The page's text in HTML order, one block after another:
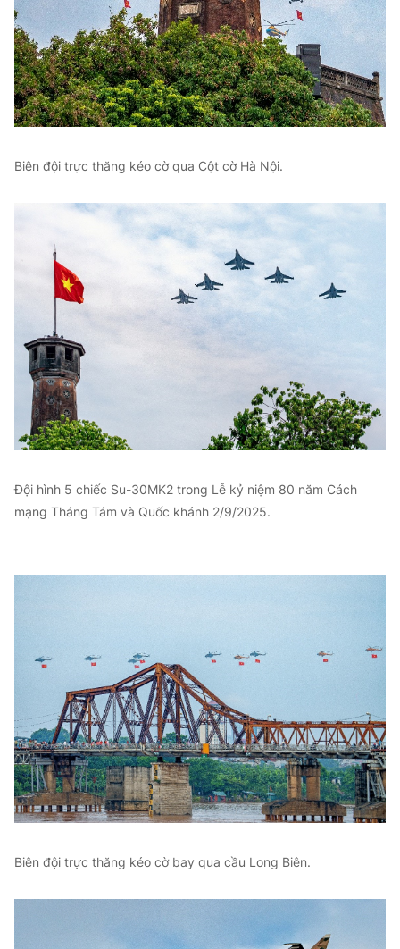
Biên đội trực thăng kéo cờ qua Cột cờ Hà Nội.
Đội hình 5 chiếc Su-30MK2 trong Lễ kỷ niệm 80 năm Cách
mạng Tháng Tám và Quốc khánh 2/9/2025.
Biên đội trực thăng kéo cờ bay qua cầu Long Biên.